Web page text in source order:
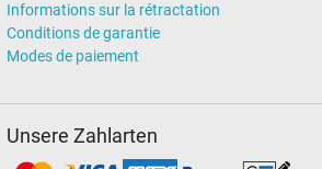
Informations sur la rétractation
Conditions de garantie
Modes de paiement
Unsere Zahlarten